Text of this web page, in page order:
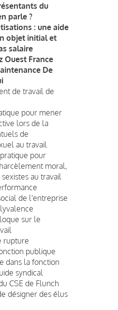
du
parle ?
: une aide
objet initial et
salaire
Ouest France
De
de travail de
pour mener
lors de la
de
au travail
pour
moral,
au travail
de l'entreprise
sur le
rupture
publique
dans la fonction
syndical
CSE de Flunch
désigner des élus